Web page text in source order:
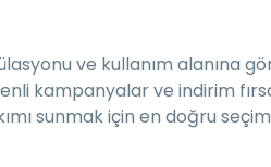
ve kullanım alanına
kampanyalar ve indirim
sunmak için en doğru